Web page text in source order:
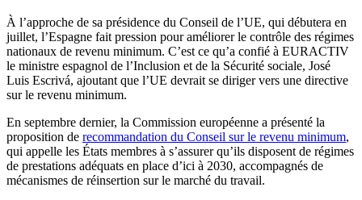
À l’approche de sa présidence du Conseil de l’UE, qui débutera en
juillet, l’Espagne fait pression pour améliorer le contrôle des régimes
nationaux de revenu minimum. C’est ce qu’a confié à EURACTIV
le ministre espagnol de l’Inclusion et de la Sécurité sociale, José
Luis Escrivá, ajoutant que l’UE devrait se diriger vers une directive
sur le revenu minimum.
En septembre dernier, la Commission européenne a présenté la
proposition de recommandation du Conseil sur le revenu minimum,
qui appelle les États membres à s’assurer qu’ils disposent de régimes
de prestations adéquats en place d’ici à 2030, accompagnés de
mécanismes de réinsertion sur le marché du travail.